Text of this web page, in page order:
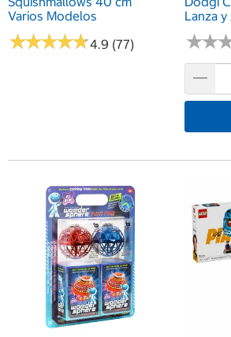
Varios Modelos
★★★★★
★★★★★4.9 (77)
Lanza
★★
★★